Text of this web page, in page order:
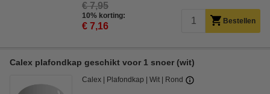
€ 7,95
10% korting:
€ 7,16 Bestellen
Calex plafondkap geschikt voor 1 snoer (wit)
Calex Plafondkap Wit Rond